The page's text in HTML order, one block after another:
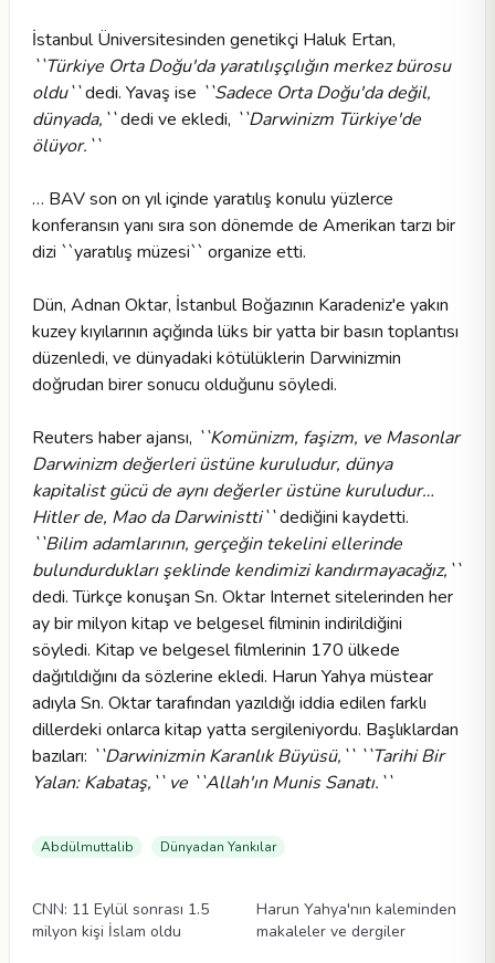
İstanbul Üniversitesinden genetikçi Haluk Ertan,
``Türkiye Orta Doğu'da yaratılışçılığın merkez bürosu
oldu``dedi. Yavaş ise ``Sadece Orta Doğu'da değil,
dünyada,``dedi ve ekledi, ``Darwinizm Türkiye'de
ölüyor.``
… BAV son on yıl içinde yaratılış konulu yüzlerce
konferansın yanı sıra son dönemde de Amerikan tarzı bir
dizi ``yaratılış müzesi`` organize etti.
Dün, Adnan Oktar, İstanbul Boğazının Karadeniz'e yakın
kuzey kıyılarının açığında lüks bir yatta bir basın toplantısı
düzenledi, ve dünyadaki kötülüklerin Darwinizmin
doğrudan birer sonucu olduğunu söyledi.
Reuters haber ajansı, ``Komünizm, faşizm, ve Masonlar
Darwinizm değerleri üstüne kuruludur, dünya
kapitalist gücü de aynı değerler üstüne kuruludur…
Hitler de, Mao da Darwinistti``dediğini kaydetti.
``Bilim adamlarının, gerçeğin tekelini ellerinde
bulundurdukları şeklinde kendimizi kandırmayacağız,``
dedi. Türkçe konuşan Sn. Oktar Internet sitelerinden her
ay bir milyon kitap ve belgesel filminin indirildiğini
söyledi. Kitap ve belgesel filmlerinin 170 ülkede
dağıtıldığını da sözlerine ekledi. Harun Yahya müstear
adıyla Sn. Oktar tarafından yazıldığı iddia edilen farklı
dillerdeki onlarca kitap yatta sergileniyordu. Başlıklardan
bazıları: ``Darwinizmin Karanlık Büyüsü,`` ``Tarihi Bir
Yalan: Kabataş,`` ve ``Allah'ın Munis Sanatı.``
Abdülmuttalib Dünyadan Yankılar
CNN: 11 Eylül sonrası 1.5
milyon kişi İslam oldu
Harun Yahya'nın kaleminden
makaleler ve dergiler